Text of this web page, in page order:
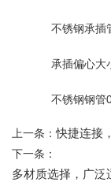
不锈钢承插
承插偏心大
不锈钢钢管
上一条：快捷连接
下一条：
多材质选择，广